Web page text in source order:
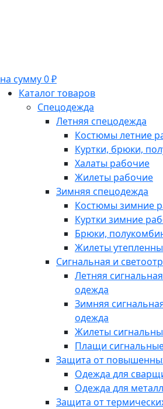
на сумму 0 ₽
Каталог товаров
Спецодежда
Летняя спецодежда
Костюмы летние
Куртки, брюки,
Халаты рабочие
Жилеты рабочие
Зимняя спецодежда
Костюмы зимние
Куртки зимние
Брюки,
Жилеты
Сигнальная и
Летняя
одежда
Зимняя
одежда
Жилеты
Плащи
Защита от
Одежда для
Одежда для
Защита от